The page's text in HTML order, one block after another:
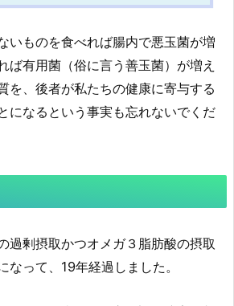
いものを食べれば腸内で悪玉菌が増
ば有用菌（俗に言う善玉菌）が増え
を、後者が私たちの健康に寄与する
になるという事実も忘れないでくだ
過剰摂取かつオメガ３脂肪酸の摂取
なって、19年経過しました。